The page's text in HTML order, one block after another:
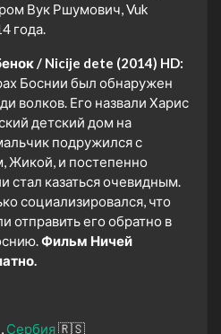
Вук Ршумович, Vuk
года.
/ Nicije dete (2014) HD:
Боснии был обнаружен
волков. Его назвали Харис
детский дом на
подружился с
Жикой, и постепенно
стал казаться очевидным.
социализировался, что
отправить его обратно в
Фильм Ничей
Сербия🇷🇸